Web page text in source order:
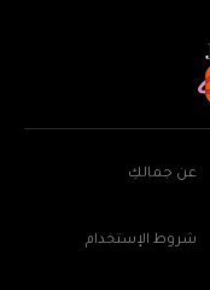
عن جمالكِ
شروط الإستخدام